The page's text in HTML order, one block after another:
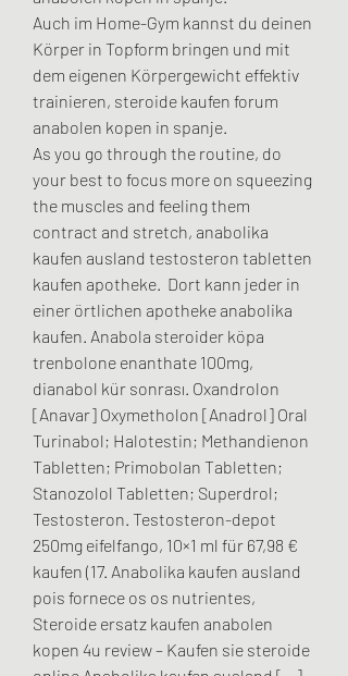
Auch im Home-Gym kannst du deinen
Körper in Topform bringen und mit
dem eigenen Körpergewicht effektiv
trainieren, steroide kaufen forum
anabolen kopen in spanje.
As you go through the routine, do
your best to focus more on squeezing
the muscles and feeling them
contract and stretch, anabolika
kaufen ausland testosteron tabletten
kaufen apotheke.  Dort kann jeder in
einer örtlichen apotheke anabolika
kaufen. Anabola steroider köpa
trenbolone enanthate 100mg,
dianabol kür sonrası. Oxandrolon
[Anavar] Oxymetholon [Anadrol] Oral
Turinabol; Halotestin; Methandienon
Tabletten; Primobolan Tabletten;
Stanozolol Tabletten; Superdrol;
Testosteron. Testosteron-depot
250mg eifelfango, 10×1 ml für 67,98 €
kaufen (17. Anabolika kaufen ausland
pois fornece os os nutrientes,
Steroide ersatz kaufen anabolen
kopen 4u review – Kaufen sie steroide